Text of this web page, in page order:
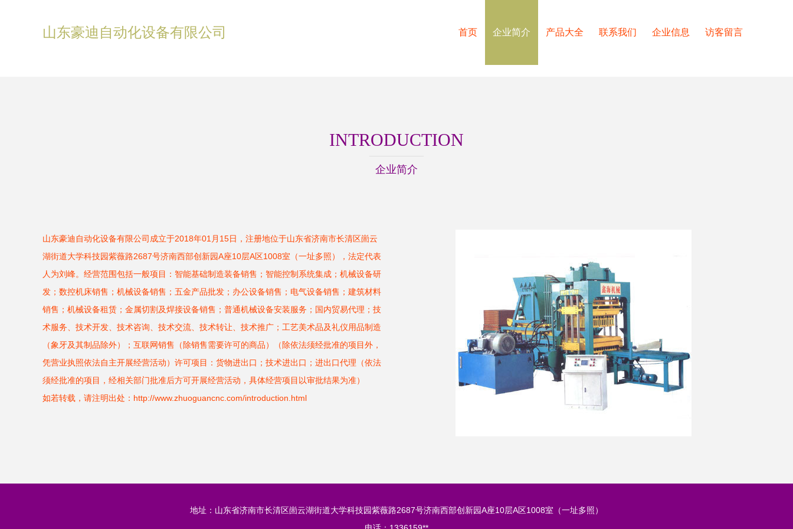
山东豪迪自动化设备有限公司 首页 企业简介 产品大全 联系我们 企业信息 访客留言
INTRODUCTION
企业简介
山东豪迪自动化设备有限公司成立于2018年01月15日，注册地位于山东省济南市长清区崮云
湖街道大学科技园紫薇路2687号济南西部创新园A座10层A区1008室（一址多照），法定代表
人为刘峰。经营范围包括一般项目：智能基础制造装备销售；智能控制系统集成；机械设备研
发；数控机床销售；机械设备销售；五金产品批发；办公设备销售；电气设备销售；建筑材料
销售；机械设备租赁；金属切割及焊接设备销售；普通机械设备安装服务；国内贸易代理；技
术服务、技术开发、技术咨询、技术交流、技术转让、技术推广；工艺美术品及礼仪用品制造
（象牙及其制品除外）；互联网销售（除销售需要许可的商品）（除依法须经批准的项目外，
凭营业执照依法自主开展经营活动）许可项目：货物进出口；技术进出口；进出口代理（依法
须经批准的项目，经相关部门批准后方可开展经营活动，具体经营项目以审批结果为准）
如若转载，请注明出处：http://www.zhuoguancnc.com/introduction.html
地址：山东省济南市长清区崮云湖街道大学科技园紫薇路2687号济南西部创新园A座10层A区1008室（一址多照）